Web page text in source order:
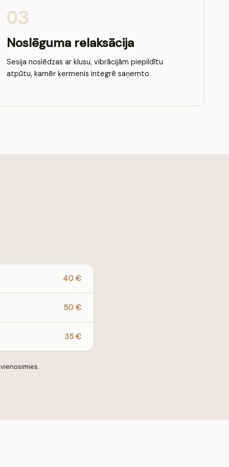
03
Noslēguma relaksācija
Sesija noslēdzas ar klusu, vibrācijām piepildītu
atpūtu, kamēr ķermenis integrē saņemto.
40 €
50 €
35 €